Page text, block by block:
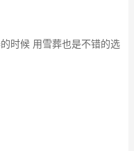
时候 用雪葬也是不错的选